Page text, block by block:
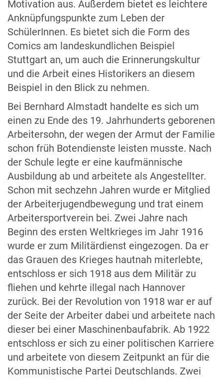
Motivation aus. Außerdem bietet es leichtere
Anknüpfungspunkte zum Leben der
SchülerInnen. Es bietet sich die Form des
Comics am landeskundlichen Beispiel
Stuttgart an, um auch die Erinnerungskultur
und die Arbeit eines Historikers an diesem
Beispiel in den Blick zu nehmen.
Bei Bernhard Almstadt handelte es sich um
einen zu Ende des 19. Jahrhunderts geborenen
Arbeitersohn, der wegen der Armut der Familie
schon früh Botendienste leisten musste. Nach
der Schule legte er eine kaufmännische
Ausbildung ab und arbeitete als Angestellter.
Schon mit sechzehn Jahren wurde er Mitglied
der Arbeiterjugendbewegung und trat einem
Arbeitersportverein bei. Zwei Jahre nach
Beginn des ersten Weltkrieges im Jahr 1916
wurde er zum Militärdienst eingezogen. Da er
das Grauen des Krieges hautnah miterlebte,
entschloss er sich 1918 aus dem Militär zu
fliehen und kehrte illegal nach Hannover
zurück. Bei der Revolution von 1918 war er auf
der Seite der Arbeiter dabei und arbeitete nach
dieser bei einer Maschinenbaufabrik. Ab 1922
entschloss er sich zu einer politischen Karriere
und arbeitete von diesem Zeitpunkt an für die
Kommunistische Partei Deutschlands. Zwei